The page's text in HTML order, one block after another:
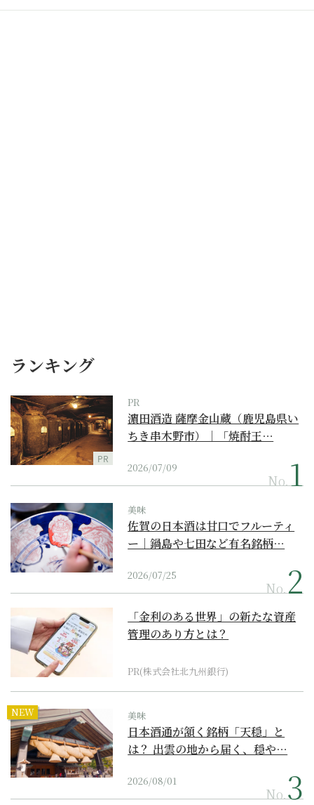
ランキング
PR
PR
濵田酒造 薩摩金山蔵（鹿児島県い
ちき串木野市）｜「焼酎王…
2026/07/09
No.
美味
佐賀の日本酒は甘口でフルーティ
ー｜鍋島や七田など有名銘柄…
2026/07/25
No.
「金利のある世界」の新たな資産
管理のあり方とは？
PR(株式会社北九州銀行)
NEW 美味
日本酒通が頷く銘柄「天穏」と
は？ 出雲の地から届く、穏や…
2026/08/01
No.